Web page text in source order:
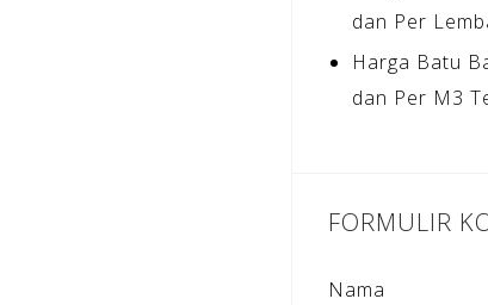
dan Per
Harga Batu
dan Per M3
FORMULIR
Nama